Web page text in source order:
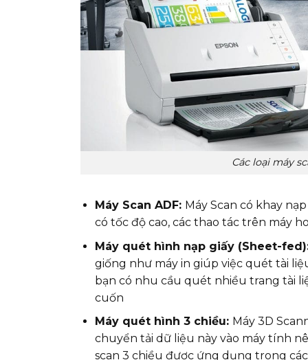
Các loại máy
Máy Scan ADF: Máy Scan có khay
có tốc độ cao, các thao tác trên máy
Máy quét hình nạp giấy (Sheet-
giống như máy in giúp việc quét tài
bạn có nhu cầu quét nhiều trang tài
cuốn
Máy quét hình 3 chiều: Máy 3D
chuyển tải dữ liệu này vào máy tính
scan 3 chiều được ứng dụng trong